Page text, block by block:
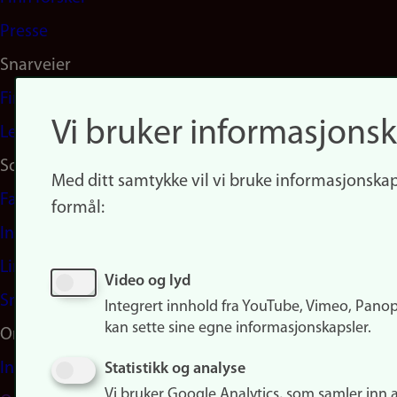
Presse
Snarveier
Finn studier
Ledige stillinger
Sosiale medier
Facebook
Instagram
LinkedIn
Snapchat
Om nettstedet
Informasjonskapsler
Vi bruker
Med ditt samtykke vil vi bruke
formål:
Video og lyd
Integrert innhold fra YouTube, Vimeo,
kan sette sine egne informasjonskapsler.
Statistikk og analyse